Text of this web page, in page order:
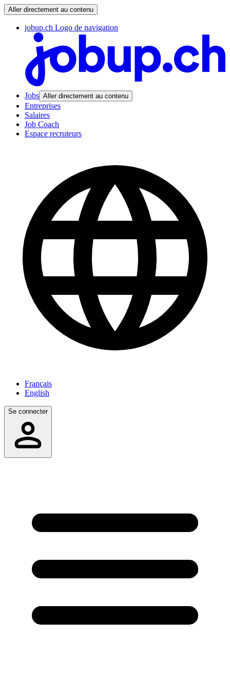
Aller directement au contenu
jobup.ch Logo de navigation
Jobs Aller directement au contenu
Entreprises
Salaires
Job Coach
Espace recruteurs
Français
English
Se connecter